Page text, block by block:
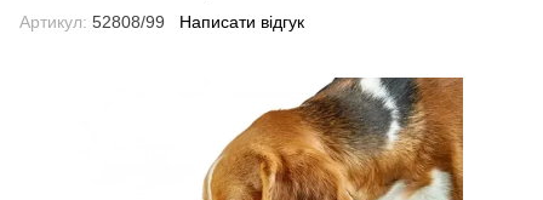
Артикул: 52808/99 Написати відгук